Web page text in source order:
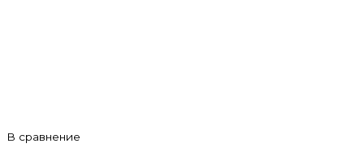
В сравнение